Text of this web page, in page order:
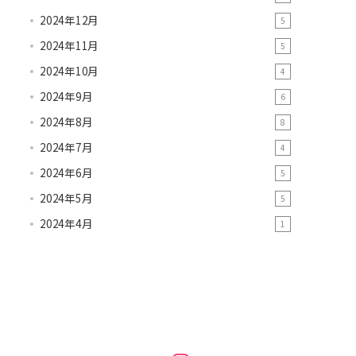
2024年12月 5
2024年11月 5
2024年10月 4
2024年9月 6
2024年8月 8
2024年7月 4
2024年6月 5
2024年5月 5
2024年4月 1